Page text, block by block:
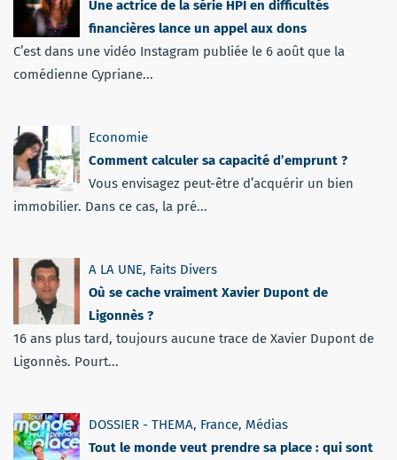
Une actrice de la série HPI en difficultés
financières lance un appel aux dons
C’est dans une vidéo Instagram publiée le 6 août que la
comédienne Cypriane...
Economie
Comment calculer sa capacité d’emprunt ?
Vous envisagez peut-être d’acquérir un bien
immobilier. Dans ce cas, la pré...
A LA UNE, Faits Divers
Où se cache vraiment Xavier Dupont de
Ligonnès ?
16 ans plus tard, toujours aucune trace de Xavier Dupont de
Ligonnès. Pourt...
DOSSIER - THEMA, France, Médias
Tout le monde veut prendre sa place : qui sont